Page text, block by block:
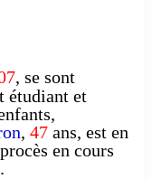
, se sont
étudiant et
, 47 ans, est en
en cours